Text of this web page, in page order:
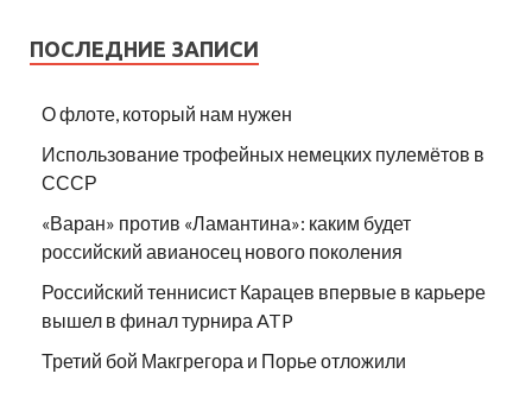
ПОСЛЕДНИЕ ЗАПИСИ
О флоте, который нам нужен
Использование трофейных немецких пулемётов в
СССР
«Варан» против «Ламантина»: каким будет
российский авианосец нового поколения
Российский теннисист Карацев впервые в карьере
вышел в финал турнира ATP
Третий бой Макгрегора и Порье отложили